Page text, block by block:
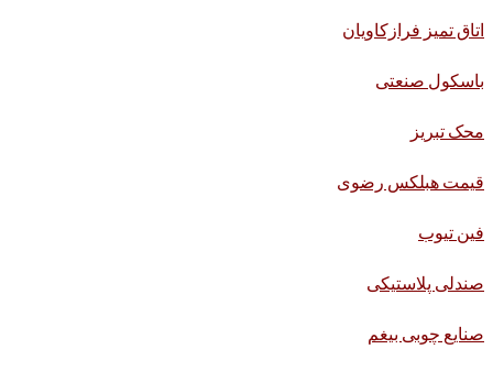
اتاق تمیز فرازکاویان
باسکول صنعتی
محک تبریز
قیمت هبلکس رضوی
فین تیوب
صندلی پلاستیکی
صنایع چوبی بیغم